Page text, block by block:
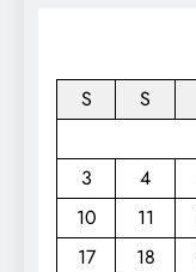
S
S
3
4
10
11
17
18